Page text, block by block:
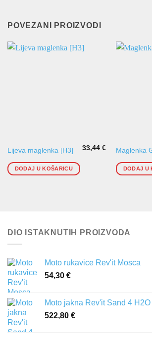
POVEZANI PROIZVODI
Lijeva maglenka [H3] 33,44€
DODAJ U KOŠARICU
Maglenka
DODAJ U
DIO ISTAKNUTIH PROIZVODA
Moto rukavice Rev'it Mosca
54,30 €
Moto jakna Rev'it Sand 4 H2O
522,80 €